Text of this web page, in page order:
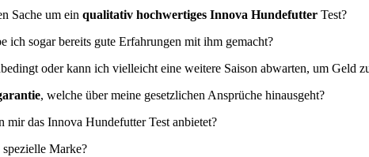
Sache um ein qualitativ hochwertiges Innova Hundefutter Test?
ich sogar bereits gute Erfahrungen mit ihm gemacht?
oder kann ich vielleicht eine weitere Saison abwarten, um Geld
, welche über meine gesetzlichen Ansprüche hinausgeht?
mir das Innova Hundefutter Test anbietet?
Marke?